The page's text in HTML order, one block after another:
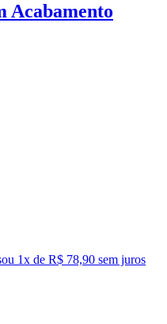
Acabamento
ou 1x de R$ 78,90 sem juros